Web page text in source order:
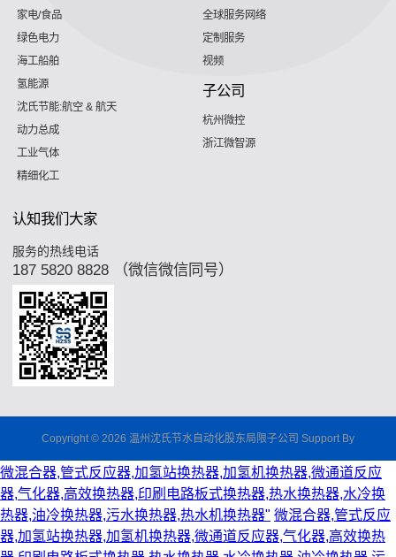
家电/食品
绿色电力
海工船舶
氢能源
沈氏节能:航空 & 航天
动力总成
工业气体
精细化工
全球服务网络
定制服务
视频
子公司
杭州微控
浙江微智源
认知我们大家
服务的热线电话
187 5820 8828 （微信微信同号）
Copyright © 2026 温州沈氏节水自动化股东局限子公司 Support By
微混合器,管式反应器,加氢站换热器,加氢机换热器,微通道反应
器,气化器,高效换热器,印刷电路板式换热器,热水换热器,水冷换
热器,油冷换热器,污水换热器,热水机换热器" 微混合器,管式反应
器,加氢站换热器,加氢机换热器,微通道反应器,气化器,高效换热